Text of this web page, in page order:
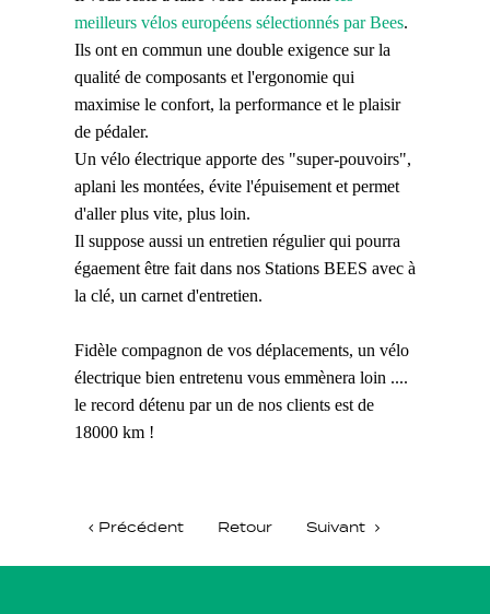
meilleurs vélos européens sélectionnés par Bees.
Ils ont en commun une double exigence sur la
qualité de composants et l'ergonomie qui
maximise le confort, la performance et le plaisir
de pédaler.
Un vélo électrique apporte des "super-pouvoirs",
aplani les montées, évite l'épuisement et permet
d'aller plus vite, plus loin.
Il suppose aussi un entretien régulier qui pourra
égaement être fait dans nos Stations BEES avec à
la clé, un carnet d'entretien.
Fidèle compagnon de vos déplacements, un vélo
électrique bien entretenu vous emmènera loin ....
le record détenu par un de nos clients est de
18000 km !
Précédent Retour Suivant